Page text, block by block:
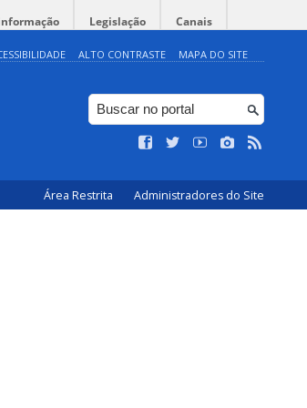
Legislação Canais
ALTO CONTRASTE MAPA DO SITE
Área Restrita Administradores do Site